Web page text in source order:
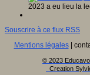
2023 a eu lieu la
Souscrire à ce flux RSS
Mentions légales|
© 2023
Creation